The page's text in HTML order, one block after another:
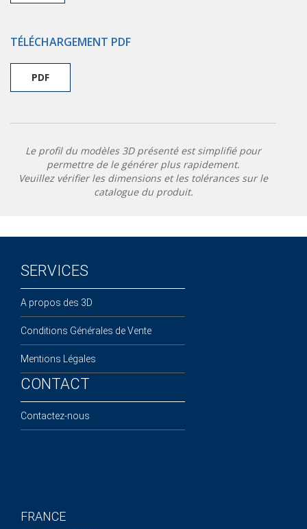
TÉLÉCHARGEMENT PDF
PDF
Le profil du modèles 3D présenté est simplifié pour
permettre de le générer plus rapidement.
Veuillez vérifier les dimensions et les tolérances sur le
catalogue du produit.
SERVICES
A propos des 3D
Conditions Générales de Vente
Mentions Légales
CONTACT
Contactez-nous
FRANCE